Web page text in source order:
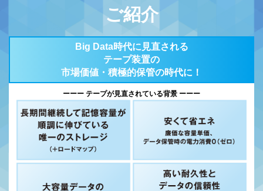
ご紹介
Big Data時代に見直される
テープ装置の
市場価値・積極的保管の時代に！
ーーー テープが見直されている背景 ーーー